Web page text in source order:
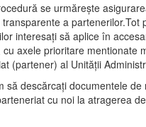
se urmăreşte
a
interesaţi să aplice în
axele prioritare mentionate
(partener) al Unității
să descărcați documentele
cu noi la atragerea